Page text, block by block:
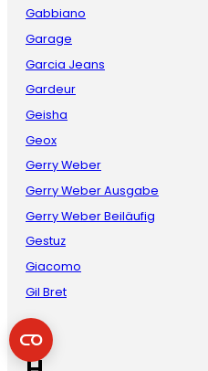
Gabbiano
Garage
Garcia Jeans
Gardeur
Geisha
Geox
Gerry Weber
Gerry Weber Ausgabe
Gerry Weber Beiläufig
Gestuz
Giacomo
Gil Bret